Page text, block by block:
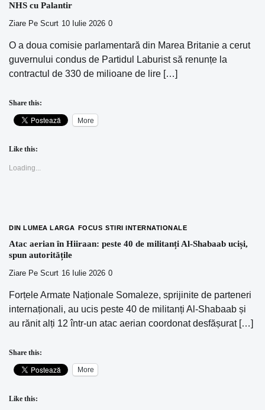
NHS cu Palantir
Ziare Pe Scurt 10 Iulie 2026 0
O a doua comisie parlamentară din Marea Britanie a cerut
guvernului condus de Partidul Laburist să renunțe la
contractul de 330 de milioane de lire […]
Share this:
More
Like this:
Loading...
DIN LUMEA LARGA FOCUS STIRI INTERNATIONALE
Atac aerian în Hiiraan: peste 40 de militanți Al-Shabaab uciși,
spun autoritățile
Ziare Pe Scurt 16 Iulie 2026 0
Forțele Armate Naționale Somaleze, sprijinite de parteneri
internaționali, au ucis peste 40 de militanți Al-Shabaab și
au rănit alți 12 într-un atac aerian coordonat desfășurat […]
Share this:
More
Like this: